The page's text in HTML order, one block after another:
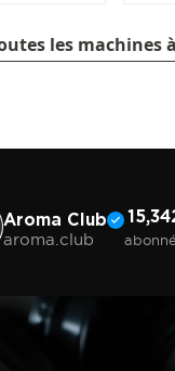
les machines
Aroma Club
aroma.club